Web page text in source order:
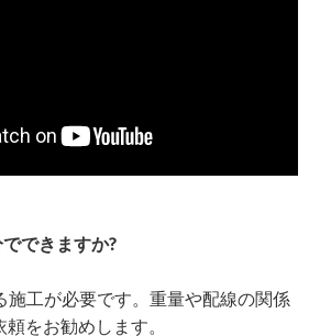
できますか?
施工が必要です。重量や配線の関係
をお勧めします。